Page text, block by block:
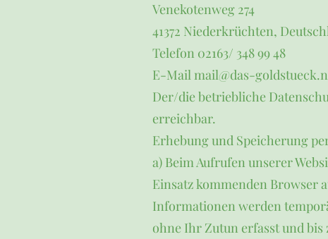
Venekotenweg 274
41372 Niederkrüchten,
Telefon 02163/ 348 99 48
E-Mail mail@das-
Der/die betriebliche
erreichbar.
Erhebung und Speicherung
a) Beim Aufrufen unserer
Einsatz kommenden Browser
Informationen werden
ohne Ihr Zutun erfasst und